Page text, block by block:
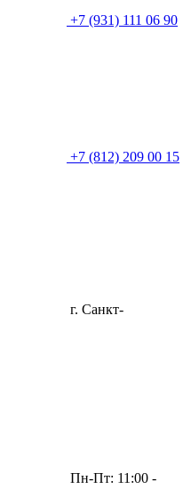
+7 (931) 111 06 90
+7 (812) 209 00 15
г. Санкт-
Пн-Пт: 11:00 -